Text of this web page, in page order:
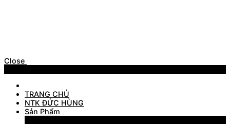
Close
TRANG CHỦ
NTK ĐỨC HÙNG
Sản Phẩm